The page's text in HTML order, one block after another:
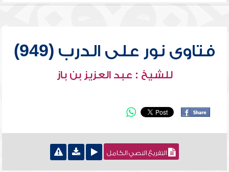
فتاوى نور على الدرب (949)
للشيخ : عبد العزيز بن باز
التفريغ النصي الكامل